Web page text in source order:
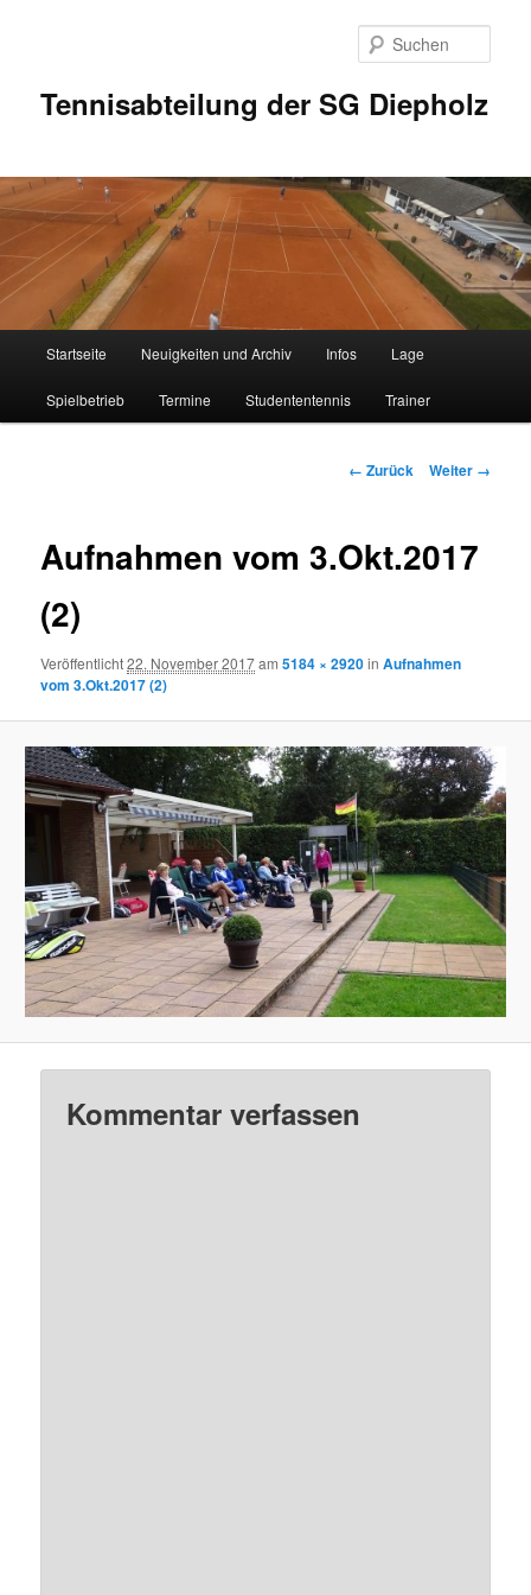
Tennisabteilung der SG Diepholz
Startseite Neuigkeiten und Archiv Infos Lage
Spielbetrieb Termine Studententennis Trainer
Bilder-
← Zurück Weiter →
Aufnahmen vom 3.Okt.2017
(2)
Veröffentlicht22. November 2017am5184 × 2920inAufnahmen
vom 3.Okt.2017 (2)
Kommentar verfassen